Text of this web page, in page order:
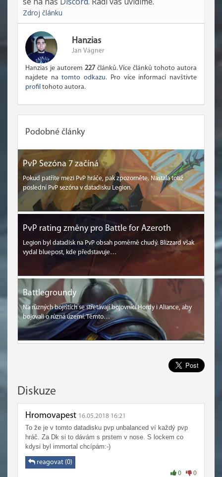
Zdroj článku
Hanzias
Jan Vágner
Hanzias je autorem 227článků. Více článků tohoto autora
najdete natomto odkazu. Pro více informací navštivte
profil tohoto autora.
Podobné články
PvP Sezóna 7 začíná
Pokud patříte mezi PvP hráče, pak zpozorněte. Nastala totiž
poslední PvP sezóna v datadisku Legion.
PvP rating změny pro Battle for Azeroth
Legion byl datadisk na PvP obsah poměrně chudý. Blizzard však
vydal bluepost, kde představuje…
Battlegroundy
Na různých bojištích se střetávají bojovníci Hordy i Aliance, aby
bojovali o různá území. Těmto…
Diskuze
Hromovapest 16.05.2018 16:21
To že je v tomto datadisku pvp unbalanced ví každý pvp
hráč. Za Dk si to dávám s prstem v nose. S lockem co
kdysi byl immortal chcípám:-)
reagovat (0)
0 0